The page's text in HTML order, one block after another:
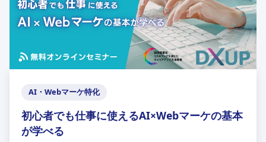
AI・Webマーケ特化
初心者でも仕事に使えるAI×Webマーケの基本
が学べる